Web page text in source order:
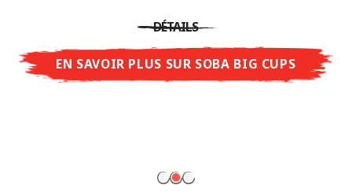
Yuzu, épicé et relevé avec Spicy Miso, ou
crémeux et gourmand avec Tonkotsu. Le goût
authentique du restaurant – à savourer chez
DÉTAILS
EN SAVOIR PLUS SUR SOBA BIG CUPS
expérience gustative asiatique authentique.
DÉTAILS